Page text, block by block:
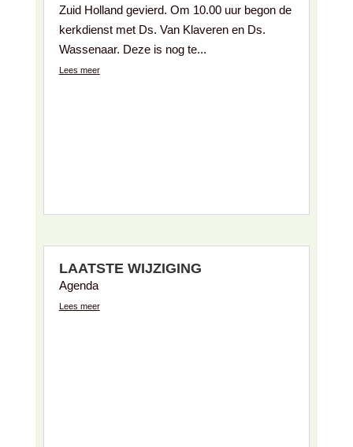
Zuid Holland gevierd. Om 10.00 uur begon de
kerkdienst met Ds. Van Klaveren en Ds.
Wassenaar. Deze is nog te...
Lees meer
LAATSTE WIJZIGING
Agenda
Lees meer